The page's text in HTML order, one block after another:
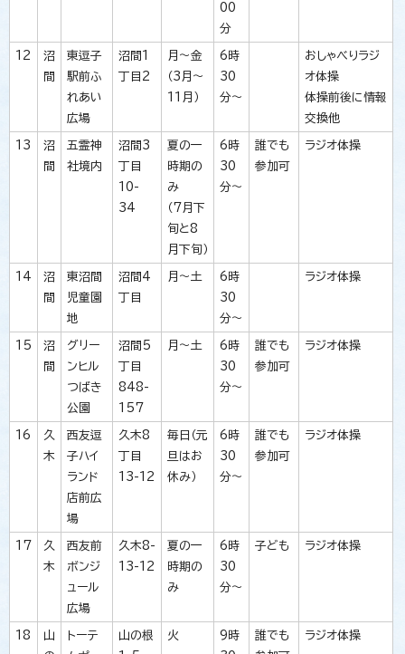
00
分
12
沼
間
東逗子
駅前ふ
れあい
広場
沼間1
丁目2
月～金
（3月～
11月）
6時
30
分～
おしゃべりラジ
オ体操
体操前後に情報
交換他
13
沼
間
五霊神
社境内
沼間3
丁目
10-
34
夏の一
時期の
み
（7月下
旬と8
月下旬）
6時
30
分～
誰でも
参加可
ラジオ体操
14
沼
間
東沼間
児童園
地
沼間4
丁目
月～土
6時
30
分～
ラジオ体操
15
沼
間
グリー
ンヒル
つばき
公園
沼間5
丁目
848-
157
月～土
6時
30
分～
誰でも
参加可
ラジオ体操
16
久
木
西友逗
子ハイ
ランド
店前広
場
久木8
丁目
13-12
毎日（元
旦はお
休み）
6時
30
分～
誰でも
参加可
ラジオ体操
17
久
木
西友前
ボンジ
ュール
広場
久木8-
13-12
夏の一
時期の
み
6時
30
分～
子ども ラジオ体操
18
山
トーテ
山の根
火
9時
誰でも
ラジオ体操